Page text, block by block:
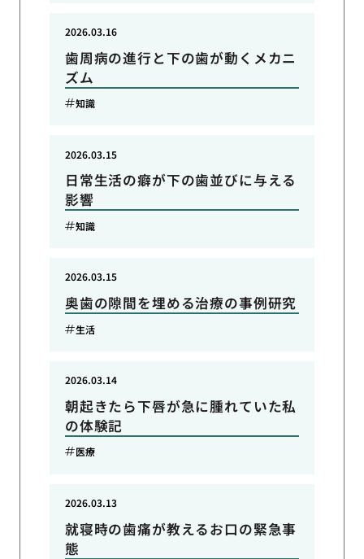
歯周病の進行と下の歯が動くメカニ
ズム
2026.03.16
知識
日常生活の癖が下の歯並びに与える
影響
2026.03.15
知識
奥歯の隙間を埋める治療の事例研究
2026.03.15
生活
朝起きたら下唇が急に腫れていた私
の体験記
2026.03.14
医療
就寝時の歯痛が教えるお口の緊急事
態
2026.03.13